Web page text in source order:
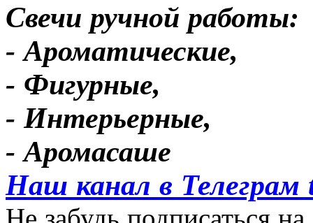
Свечи ручной работы:
- Ароматические,
- Фигурные,
- Интерьерные,
- Аромасаше
Наш канал в Телеграм